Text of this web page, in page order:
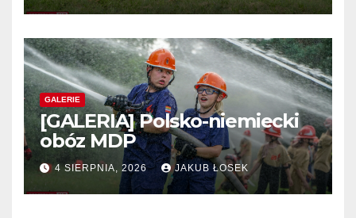
GALERIE
[GALERIA] Polsko-niemiecki
obóz MDP
4 SIERPNIA, 2026 JAKUB ŁOSEK